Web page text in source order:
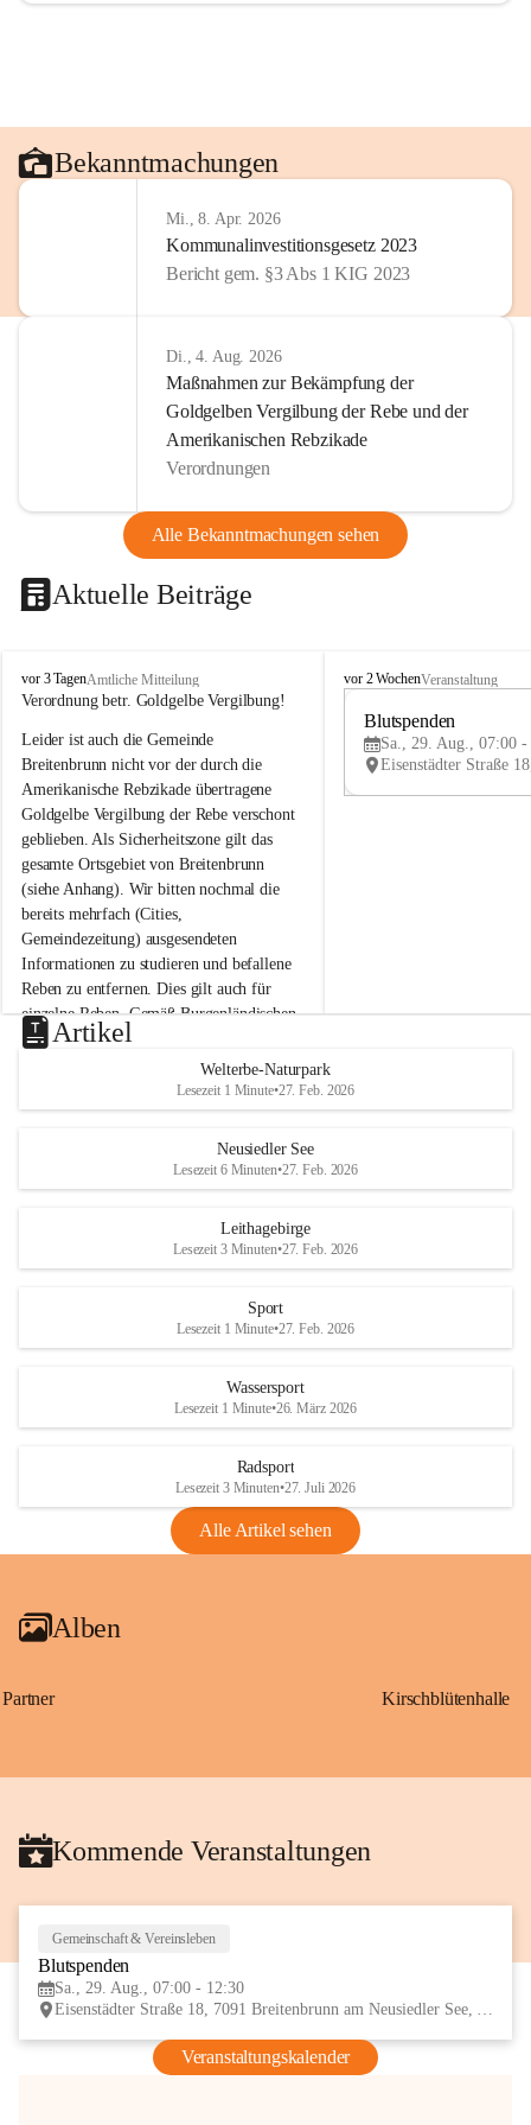
Bekanntmachungen
Mi., 8. Apr. 2026
Kommunalinvestitionsgesetz 2023
Bericht gem. §3 Abs 1 KIG 2023
Di., 4. Aug. 2026
Maßnahmen zur Bekämpfung der
Goldgelben Vergilbung der Rebe und der
Amerikanischen Rebzikade
Verordnungen
Alle Bekanntmachungen sehen
Aktuelle Beiträge
B
r
i
t
e
n
b
r
u
n
n
a
m
N
e
u
s
d
S
vor 3 TagenAmtliche Mitteilung
Verordnung betr. Goldgelbe Vergilbung!
Leider ist auch die Gemeinde
Breitenbrunn nicht vor der durch die
Amerikanische Rebzikade übertragene
Goldgelbe Vergilbung der Rebe verschont
geblieben. Als Sicherheitszone gilt das
gesamte Ortsgebiet von Breitenbrunn
(siehe Anhang). Wir bitten nochmal die
bereits mehrfach (Cities,
Gemeindezeitung) ausgesendeten
Informationen zu studieren und befallene
Reben zu entfernen. Dies gilt auch für
einzelne Reben. Gemäß Burgenländischen
Weinbaugesetz sind nicht gepflegte oder
unzulässige Weingärten zu roden! Bitte
helfen wir zusammen um unsere Winzer
vor den prognostizierten Ernteausfällen
und den daraus folgenden wirtschaftlichen
Maßnahmen zur Bekämpfung
Rebe und der Amerikanischen
Anhang VBl. EU Nr. 18
1 Seite•1,4 MB
VBl. EU Nr. 18_2026
B
e
u
e
d
r
S
vor 2 WochenVeranstaltung
Blutspenden
Sa., 29. Aug., 07:00 -
Artikel
Welterbe-Naturpark
Lesezeit 1 Minute•27. Feb. 2026
Neusiedler See
Lesezeit 6 Minuten•27. Feb. 2026
Leithagebirge
Lesezeit 3 Minuten•27. Feb. 2026
Sport
Lesezeit 1 Minute•27. Feb. 2026
Wassersport
Lesezeit 1 Minute•26. März 2026
Radsport
Lesezeit 3 Minuten•27. Juli 2026
Alle Artikel sehen
Alben
Partner Kirschblütenhalle
Kommende Veranstaltungen
Gemeinschaft & Vereinsleben
Blutspenden
Sa., 29. Aug., 07:00 - 12:30
Eisenstädter Straße 18, 7091 Breitenbrunn am Neusiedler See, AUT
Veranstaltungskalender